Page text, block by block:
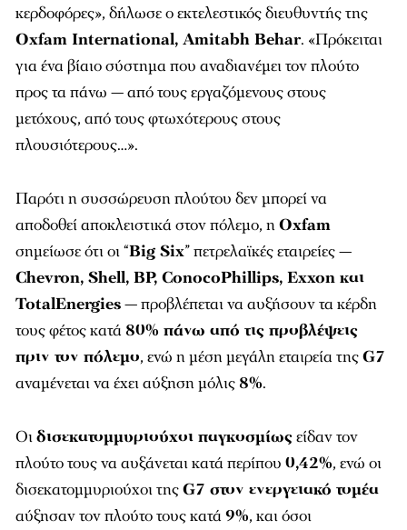
κερδοφόρες», δήλωσε ο εκτελεστικός διευθυντής της
Oxfam International, Amitabh Behar. «Πρόκειται
για ένα βίαιο σύστημα που αναδιανέμει τον πλούτο
προς τα πάνω — από τους εργαζόμενους στους
μετόχους, από τους φτωχότερους στους
πλουσιότερους…».
Παρότι η συσσώρευση πλούτου δεν μπορεί να
αποδοθεί αποκλειστικά στον πόλεμο, ηOxfam
σημείωσε ότι οι “Big Six” πετρελαϊκές εταιρείες —
Chevron, Shell, BP, ConocoPhillips, Exxon και
TotalEnergies— προβλέπεται να αυξήσουν τα κέρδη
τους φέτος κατά 80% πάνω από τις προβλέψεις
πριν τον πόλεμο, ενώ η μέση μεγάλη εταιρεία τηςG7
αναμένεται να έχει αύξηση μόλις 8%.
Οιδισεκατομμυριούχοι παγκοσμίωςείδαν τον
πλούτο τους να αυξάνεται κατά περίπου 0,42%, ενώ οι
δισεκατομμυριούχοι τηςG7 στον ενεργειακό τομέα
αύξησαν τον πλούτο τους κατά9%, και όσοι